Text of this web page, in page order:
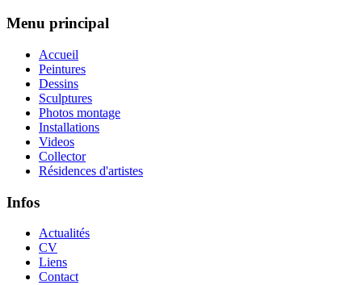
Menu principal
Accueil
Peintures
Dessins
Sculptures
Photos montage
Installations
Videos
Collector
Résidences d'artistes
Infos
Actualités
CV
Liens
Contact